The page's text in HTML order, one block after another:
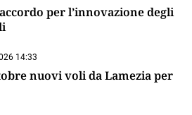
per l’innovazione degli
14:33
nuovi voli da Lamezia per